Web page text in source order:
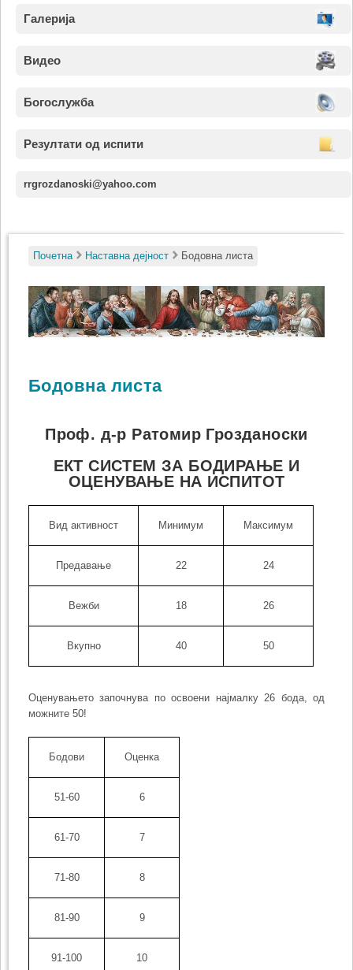
Галерија
Видео
Богослужба
Резултати од испити
rrgrozdanoski@yahoo.com
Почетна Наставна дејност Бодовна листа
Бодовна листа
Проф. д-р Ратомир Грозданоски
ЕКТ СИСТЕМ ЗА БОДИРАЊЕ И
ОЦЕНУВАЊЕ НА ИСПИТОТ
Вид активност Минимум Максимум
Предавање 22 24
Вежби 18 26
Вкупно 40 50
Оценувањето започнува по освоени најмалку 26 бода, од
можните 50!
Бодови Оценка
51-60 6
61-70 7
71-80 8
81-90 9
91-100 10